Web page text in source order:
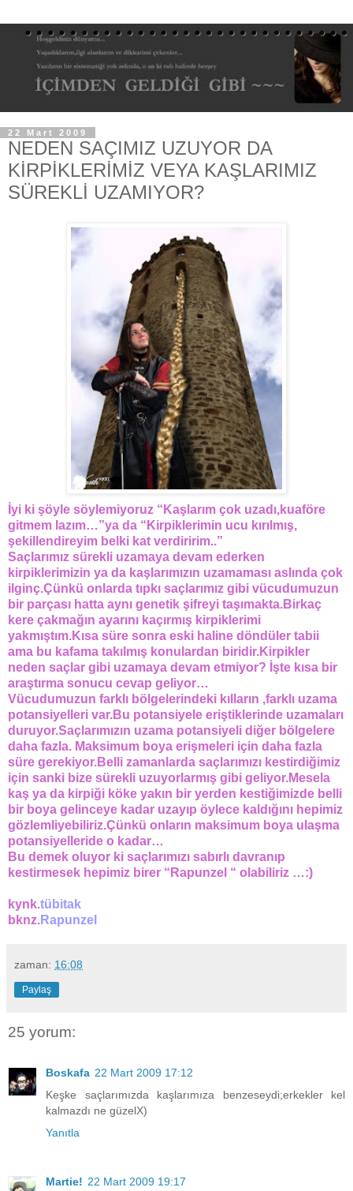
22 Mart 2009
NEDEN SAÇIMIZ UZUYOR DA
KİRPİKLERİMİZ VEYA KAŞLARIMIZ
SÜREKLİ UZAMIYOR?
İyi ki şöyle söylemiyoruz “Kaşlarım çok uzadı,kuaföre
gitmem lazım…”ya da “Kirpiklerimin ucu kırılmış,
şekillendireyim belki kat verdiririm..”
Saçlarımız sürekli uzamaya devam ederken
kirpiklerimizin ya da kaşlarımızın uzamaması aslında çok
ilginç.Çünkü onlarda tıpkı saçlarımız gibi vücudumuzun
bir parçası hatta aynı genetik şifreyi taşımakta.Birkaç
kere çakmağın ayarını kaçırmış kirpiklerimi
yakmıştım.Kısa süre sonra eski haline döndüler tabii
ama bu kafama takılmış konulardan biridir.Kirpikler
neden saçlar gibi uzamaya devam etmiyor? İşte kısa bir
araştırma sonucu cevap geliyor…
Vücudumuzun farklı bölgelerindeki kılların ,farklı uzama
potansiyelleri var.Bu potansiyele eriştiklerinde uzamaları
duruyor.Saçlarımızın uzama potansiyeli diğer bölgelere
daha fazla. Maksimum boya erişmeleri için daha fazla
süre gerekiyor.Belli zamanlarda saçlarımızı kestirdiğimiz
için sanki bize sürekli uzuyorlarmış gibi geliyor.Mesela
kaş ya da kirpiği köke yakın bir yerden kestiğimizde belli
bir boya gelinceye kadar uzayıp öylece kaldığını hepimiz
gözlemliyebiliriz.Çünkü onların maksimum boya ulaşma
potansiyelleride o kadar…
Bu demek oluyor ki saçlarımızı sabırlı davranıp
kestirmesek hepimiz birer “Rapunzel “ olabiliriz …:)
kynk.tübitak
bknz.Rapunzel
zaman: 16:08
Paylaş
25 yorum:
Boskafa 22 Mart 2009 17:12
Keşke saçlarımızda kaşlarımıza benzeseydi;erkekler kel
kalmazdı ne güzelX)
Yanıtla
Martie! 22 Mart 2009 19:17